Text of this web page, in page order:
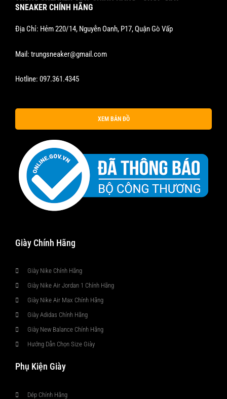
SNEAKER CHÍNH HÃNG
Địa Chỉ: Hẻm 220/14, Nguyễn Oanh, P17, Quận Gò Vấp
Mail: trungsneaker@gmail.com
Hotline: 097.361.4345
XEM BẢN ĐỒ
Giày Chính Hãng
Giày Nike Chính Hãng
Giày Nike Air Jordan 1 Chính Hãng
Giày Nike Air Max Chính Hãng
Giày Adidas Chính Hãng
Giày New Balance Chính Hãng
Hướng Dẫn Chọn Size Giày
Phụ Kiện Giày
Dép Chính Hãng